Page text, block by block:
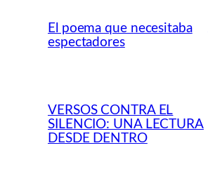
El poema que necesitaba
espectadores
VERSOS CONTRA EL
SILENCIO: UNA LECTURA
DESDE DENTRO